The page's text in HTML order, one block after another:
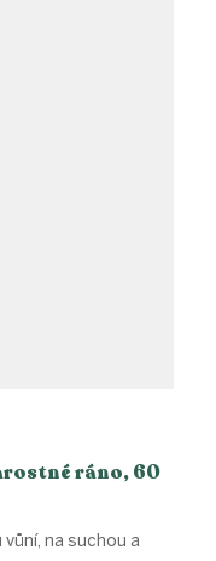
ráno, 60
na suchou a